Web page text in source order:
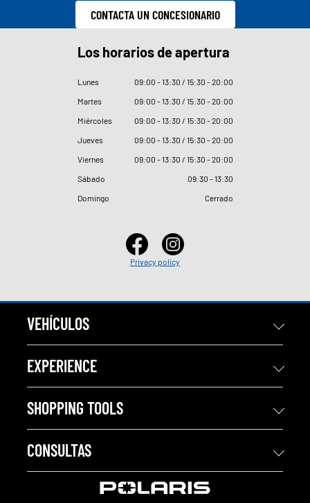
CONTACTA UN CONCESIONARIO
Los horarios de apertura
Lunes 09:00 - 13:30 / 15:30 - 20:00
Martes
09:00 - 13:30 / 15:30 - 20:00
Miércoles
09:00 - 13:30 / 15:30 - 20:00
Jueves
09:00 - 13:30 / 15:30 - 20:00
Viernes
09:00 - 13:30 / 15:30 - 20:00
Sábado
09:30 - 13:30
Domingo
Cerrado
Privacy policy
VEHÍCULOS
EXPERIENCE
SHOPPING TOOLS
CONSULTAS